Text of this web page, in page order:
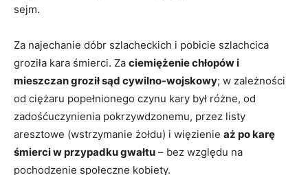
sejm.
Za najechanie dóbr szlacheckich i pobicie szlachcica
groziła kara śmierci. Za ciemiężenie chłopów i
mieszczan groził sąd cywilno-wojskowy; w zależności
od ciężaru popełnionego czynu kary był różne, od
zadośćuczynienia pokrzywdzonemu, przez listy
aresztowe (wstrzymanie żołdu) i więzienie aż po karę
śmierci w przypadku gwałtu – bez względu na
pochodzenie społeczne kobiety.